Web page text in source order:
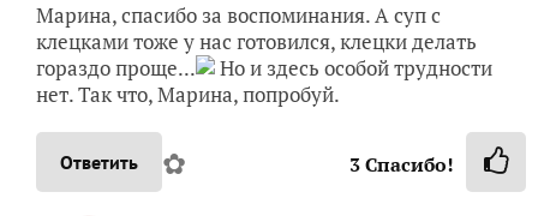
Марина, спасибо за воспоминания. А суп с
клецками тоже у нас готовился, клецки делать
гораздо проще...
Но и здесь особой трудности
нет. Так что, Марина, попробуй.
Ответить ✿ 3Спасибо!